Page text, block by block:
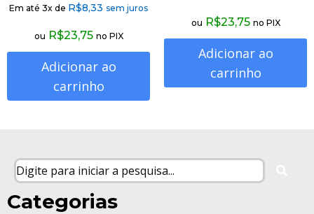
Em até 3x de R$8,33 sem juros
ou R$23,75 no PIX
Adicionar ao
carrinho
ou R$23,75 no PIX
Adicionar ao
carrinho
Categorias